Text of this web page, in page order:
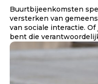
Buurtbijeenkomsten
versterken van
van sociale interactie.
bent die